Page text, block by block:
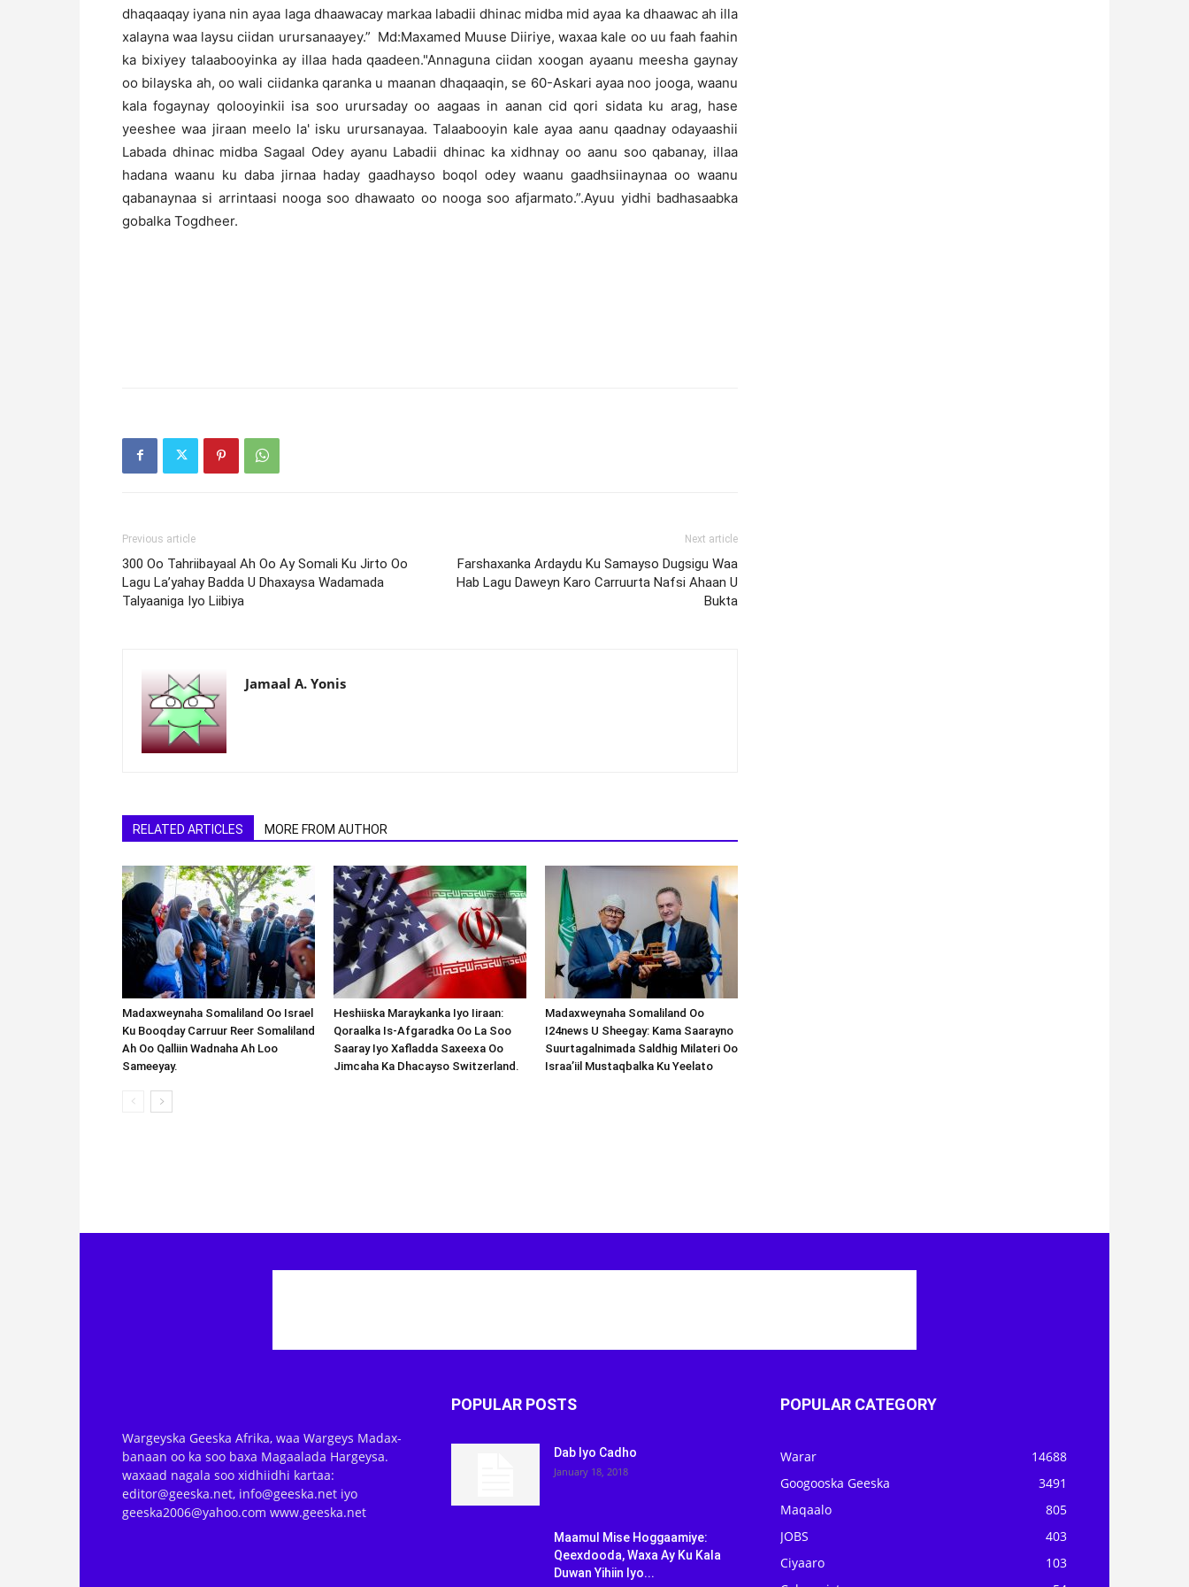
dhaqaaqay iyana nin ayaa laga dhaawacay markaa labadii dhinac midba mid ayaa ka dhaawac ah illa
xalayna waa laysu ciidan urursanaayey.” Md:Maxamed Muuse Diiriye, waxaa kale oo uu faah faahin
ka bixiyey talaabooyinka ay illaa hada qaadeen."Annaguna ciidan xoogan ayaanu meesha gaynay
oo bilayska ah, oo wali ciidanka qaranka u maanan dhaqaaqin, se 60-Askari ayaa noo jooga, waanu
kala fogaynay qolooyinkii isa soo urursaday oo aagaas in aanan cid qori sidata ku arag, hase
yeeshee waa jiraan meelo la' isku urursanayaa. Talaabooyin kale ayaa aanu qaadnay odayaashii
Labada dhinac midba Sagaal Odey ayanu Labadii dhinac ka xidhnay oo aanu soo qabanay, illaa
hadana waanu ku daba jirnaa haday gaadhayso boqol odey waanu gaadhsiinaynaa oo waanu
qabanaynaa si arrintaasi nooga soo dhawaato oo nooga soo afjarmato.”.Ayuu yidhi badhasaabka
gobalka Togdheer.
Previous article
300 Oo Tahriibayaal Ah Oo Ay Somali Ku Jirto Oo
Lagu La’yahay Badda U Dhaxaysa Wadamada
Talyaaniga Iyo Liibiya
Next article
Farshaxanka Ardaydu Ku Samayso Dugsigu Waa
Hab Lagu Daweyn Karo Carruurta Nafsi Ahaan U
Bukta
Jamaal A. Yonis
RELATED ARTICLES MORE FROM AUTHOR
Madaxweynaha Somaliland Oo Israel
Ku Booqday Carruur Reer Somaliland
Ah Oo Qalliin Wadnaha Ah Loo
Sameeyay.
Heshiiska Maraykanka Iyo Iiraan:
Qoraalka Is-Afgaradka Oo La Soo
Saaray Iyo Xafladda Saxeexa Oo
Jimcaha Ka Dhacayso Switzerland.
Madaxweynaha Somaliland Oo
I24news U Sheegay: Kama Saarayno
Suurtagalnimada Saldhig Milateri Oo
Israa’iil Mustaqbalka Ku Yeelato
Wargeyska Geeska Afrika, waa Wargeys Madax-
banaan oo ka soo baxa Magaalada Hargeysa.
waxaad nagala soo xidhiidhi kartaa:
editor@geeska.net, info@geeska.net iyo
geeska2006@yahoo.com www.geeska.net
POPULAR POSTS
Dab Iyo Cadho
January 18, 2018
Maamul Mise Hoggaamiye:
Qeexdooda, Waxa Ay Ku Kala
Duwan Yihiin Iyo...
POPULAR CATEGORY
Warar
14688
Googooska Geeska
3491
Maqaalo
805
JOBS
403
Ciyaaro
103